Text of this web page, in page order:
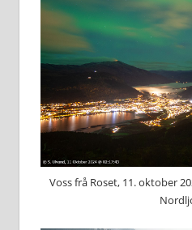
Voss frå Roset, 11. oktober